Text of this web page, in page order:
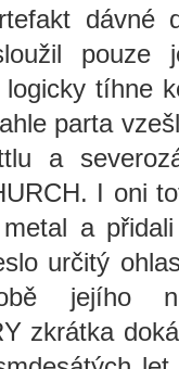
dávné
pouze
tíhne
parta
a
I oni
a
určitý
jejího
zkrátka